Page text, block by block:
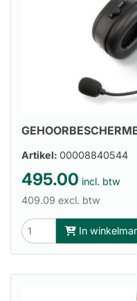
Artikel: 00008840544
495.00 incl. btw
409.09 excl. btw
In